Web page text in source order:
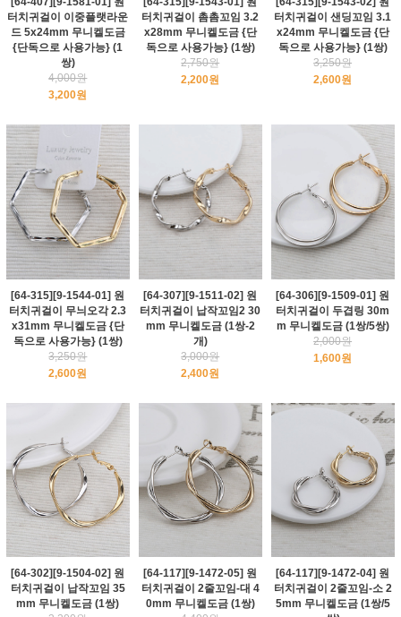
터치귀걸이 이중플랫라운
드 5x24mm 무니켈도금
{단독으로 사용가능} (1
쌍)
4,000원
3,200원
터치귀걸이 촘촘꼬임 3.2
x28mm 무니켈도금 {단
독으로 사용가능} (1쌍)
2,750원
2,200원
터치귀걸이 샌딩꼬임 3.1
x24mm 무니켈도금 {단
독으로 사용가능} (1쌍)
3,250원
2,600원
[64-315][9-1544-01] 원
터치귀걸이 무늬오각 2.3
x31mm 무니켈도금 {단
독으로 사용가능} (1쌍)
3,250원
2,600원
[64-307][9-1511-02] 원
터치귀걸이 납작꼬임2 30
mm 무니켈도금 (1쌍-2
개)
3,000원
2,400원
[64-306][9-1509-01] 원
터치귀걸이 두겹링 30m
m 무니켈도금 (1쌍/5쌍)
2,000원
1,600원
[64-302][9-1504-02] 원
터치귀걸이 납작꼬임 35
mm 무니켈도금 (1쌍)
[64-117][9-1472-05] 원
터치귀걸이 2줄꼬임-대 4
0mm 무니켈도금 (1쌍)
[64-117][9-1472-04] 원
터치귀걸이 2줄꼬임-소 2
5mm 무니켈도금 (1쌍/5